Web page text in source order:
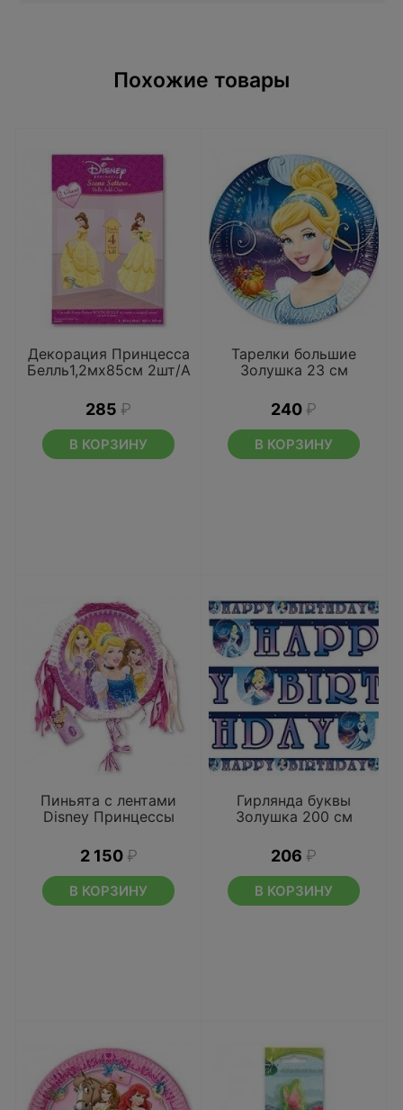
Похожие товары
Декорация Принцесса
Белль1,2мх85см 2шт/А
285 ₽
В КОРЗИНУ
Тарелки большие
Золушка 23 см
240 ₽
В КОРЗИНУ
Пиньята с лентами
Disney Принцессы
2 150 ₽
В КОРЗИНУ
Гирлянда буквы
Золушка 200 см
206 ₽
В КОРЗИНУ